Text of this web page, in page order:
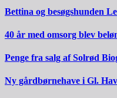
Bettina og besøgshunden
40 år med omsorg blev
Penge fra salg af Solrød
Ny gårdbørnehave i Gl.